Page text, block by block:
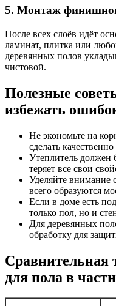
5. Монтаж
После всех слоёв идёт
ламинат, плитка или
деревянных полов
чистовой.
Полезные
избежать
Не экономьте на
сделать
Утеплитель
теряет все свои
Уделяйте
всего образуются
Если в доме есть
только пол, но и
Для деревянных
обработку для
Сравнительная
для пола в